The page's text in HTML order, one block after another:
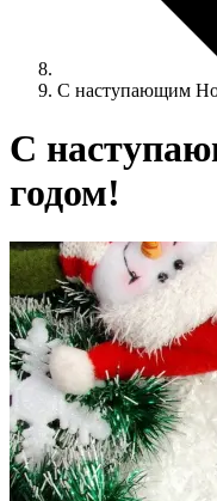
С наступающим
С
годом!